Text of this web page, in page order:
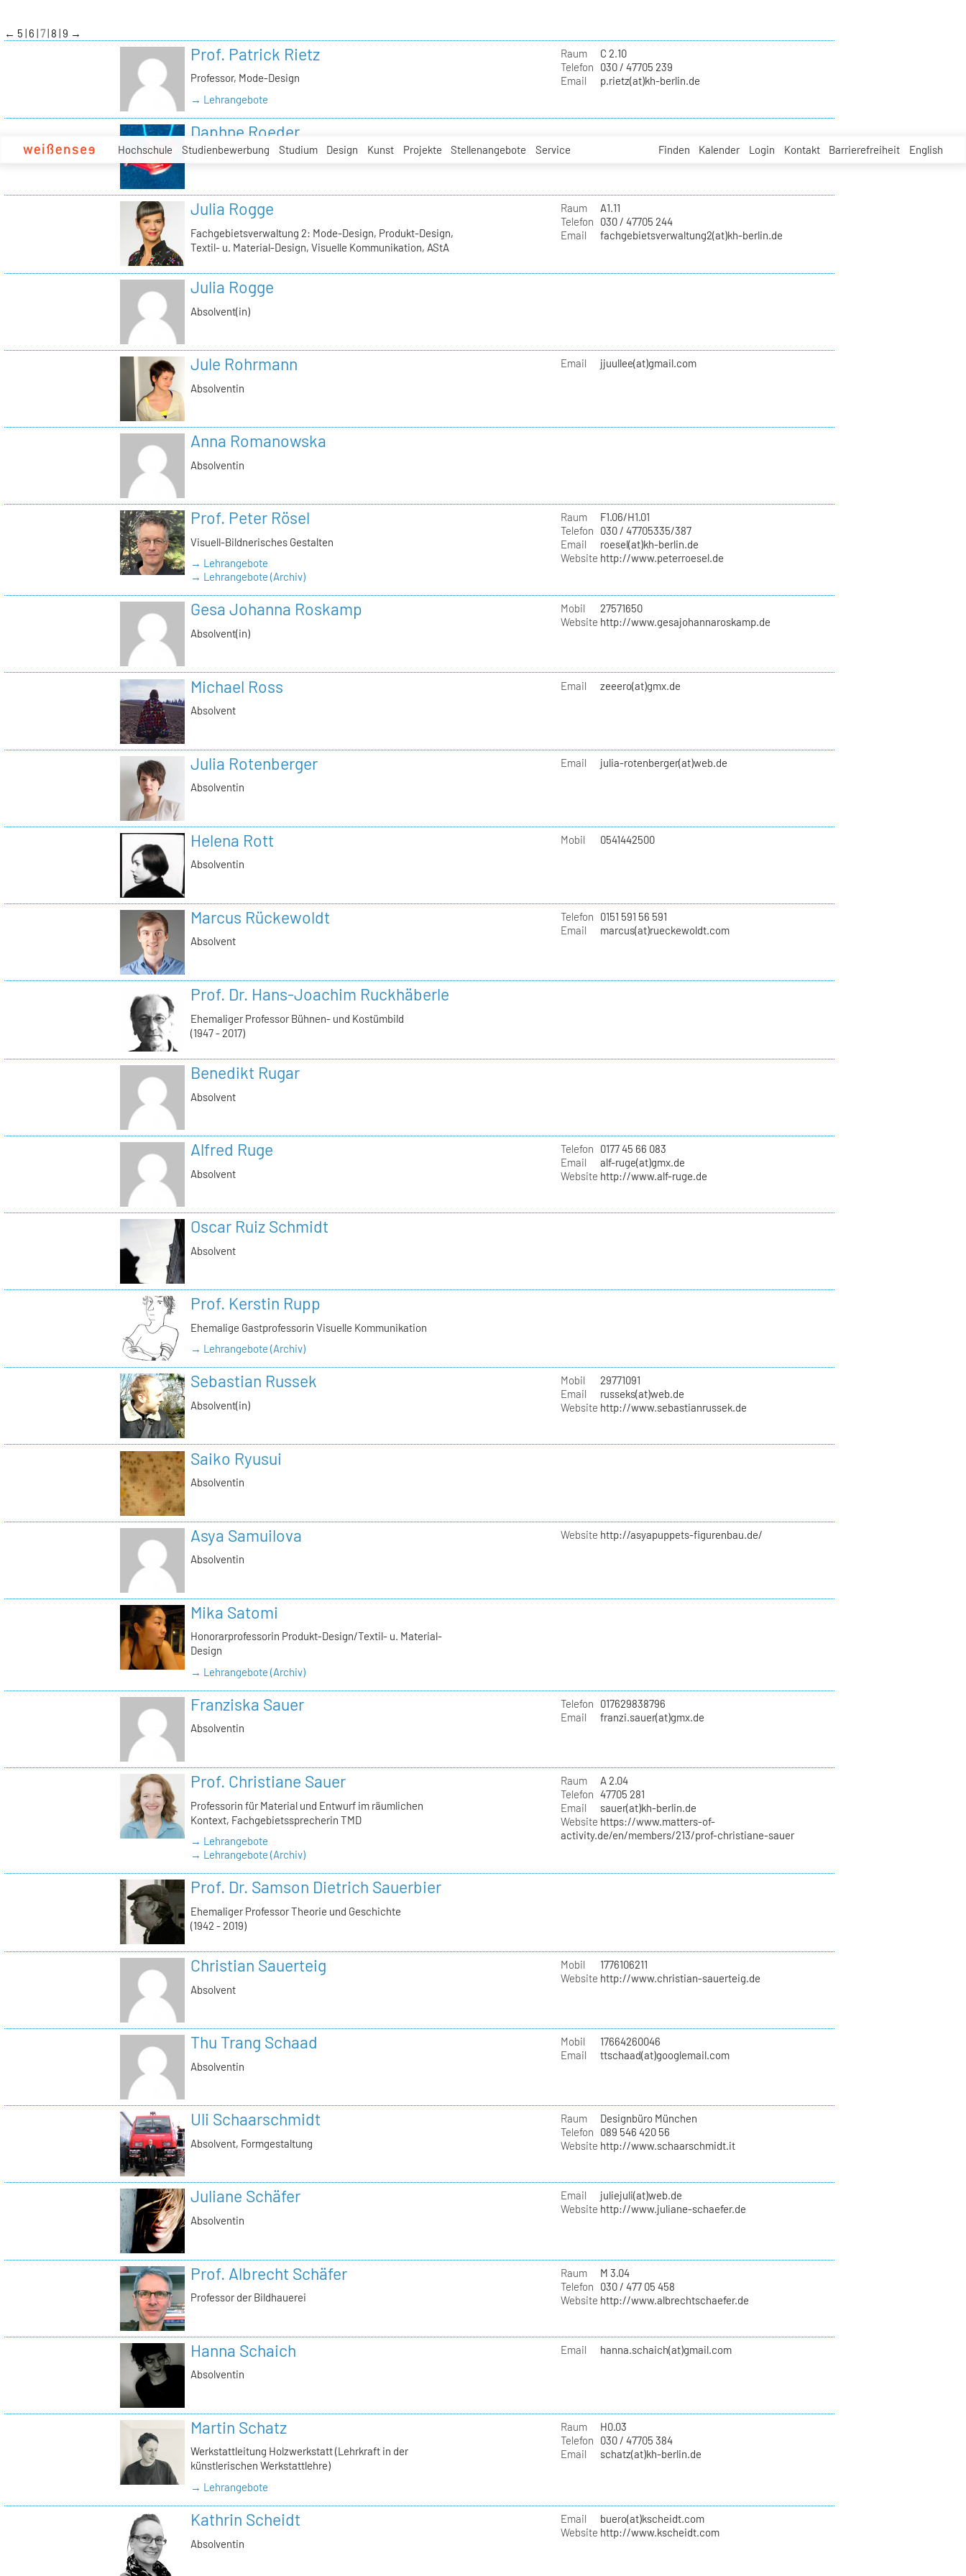
Hochschule Studienbewerbung Studium Design Kunst Projekte Stellenangebote Service Finden Kalender Login Kontakt Barrierefreiheit English
← 5 6 7 8 9 →
Prof. Patrick Rietz
Professor, Mode-Design
→ Lehrangebote
Raum
C 2.10
Telefon
030 / 47705 239
Email
p.rietz(at)kh-berlin.de
Daphne Roeder
Absolventin
Julia Rogge
Fachgebietsverwaltung 2: Mode-Design, Produkt-Design,
Textil- u. Material-Design, Visuelle Kommunikation, AStA
Raum
A1.11
Telefon
030 / 47705 244
Email
fachgebietsverwaltung2(at)kh-berlin.de
Julia Rogge
Absolvent(in)
Jule Rohrmann
Absolventin
Email jjuullee(at)gmail.com
Anna Romanowska
Absolventin
Prof. Peter Rösel
Visuell-Bildnerisches Gestalten
→ Lehrangebote
→ Lehrangebote (Archiv)
Raum
F1.06/H1.01
Telefon
030 / 47705335/387
Email
roesel(at)kh-berlin.de
Website http://www.peterroesel.de
Gesa Johanna Roskamp
Absolvent(in)
Mobil
27571650
Website http://www.gesajohannaroskamp.de
Michael Ross
Absolvent
Email zeeero(at)gmx.de
Julia Rotenberger
Absolventin
Email julia-rotenberger(at)web.de
Helena Rott
Absolventin
Mobil 0541442500
Marcus Rückewoldt
Absolvent
Telefon
0151 591 56 591
Email
marcus(at)rueckewoldt.com
Prof. Dr. Hans-Joachim Ruckhäberle
Ehemaliger Professor Bühnen- und Kostümbild
(1947 - 2017)
Benedikt Rugar
Absolvent
Alfred Ruge
Absolvent
Telefon
0177 45 66 083
Email
alf-ruge(at)gmx.de
Website http://www.alf-ruge.de
Oscar Ruiz Schmidt
Absolvent
Prof. Kerstin Rupp
Ehemalige Gastprofessorin Visuelle Kommunikation
→ Lehrangebote (Archiv)
Sebastian Russek
Absolvent(in)
Mobil
29771091
Email
russeks(at)web.de
Website http://www.sebastianrussek.de
Saiko Ryusui
Absolventin
Asya Samuilova
Absolventin
Website http://asyapuppets-figurenbau.de/
Mika Satomi
Honorarprofessorin Produkt-Design/Textil- u. Material-
Design
→ Lehrangebote (Archiv)
Franziska Sauer
Absolventin
Telefon
017629838796
Email
franzi.sauer(at)gmx.de
Prof. Christiane Sauer
Professorin für Material und Entwurf im räumlichen
Kontext, Fachgebietssprecherin TMD
→ Lehrangebote
→ Lehrangebote (Archiv)
Raum
A 2.04
Telefon 47705 281
Email
sauer(at)kh-berlin.de
Website https://www.matters-of-
activity.de/en/members/213/prof-christiane-sauer
Prof. Dr. Samson Dietrich Sauerbier
Ehemaliger Professor Theorie und Geschichte
(1942 - 2019)
Christian Sauerteig
Absolvent
Mobil
1776106211
Website http://www.christian-sauerteig.de
Thu Trang Schaad
Absolventin
Mobil
17664260046
Email
ttschaad(at)googlemail.com
Uli Schaarschmidt
Absolvent, Formgestaltung
Raum
Designbüro München
Telefon
089 546 420 56
Website http://www.schaarschmidt.it
Juliane Schäfer
Absolventin
Email
juliejuli(at)web.de
Website http://www.juliane-schaefer.de
Prof. Albrecht Schäfer
Professor der Bildhauerei
Raum
M 3.04
Telefon
030 / 477 05 458
Website http://www.albrechtschaefer.de
Hanna Schaich
Absolventin
Email hanna.schaich(at)gmail.com
Martin Schatz
Werkstattleitung Holzwerkstatt (Lehrkraft in der
künstlerischen Werkstattlehre)
→ Lehrangebote
Raum
H0.03
Telefon
030 / 47705 384
Email
schatz(at)kh-berlin.de
Kathrin Scheidt
Absolventin
Email
buero(at)kscheidt.com
Website http://www.kscheidt.com